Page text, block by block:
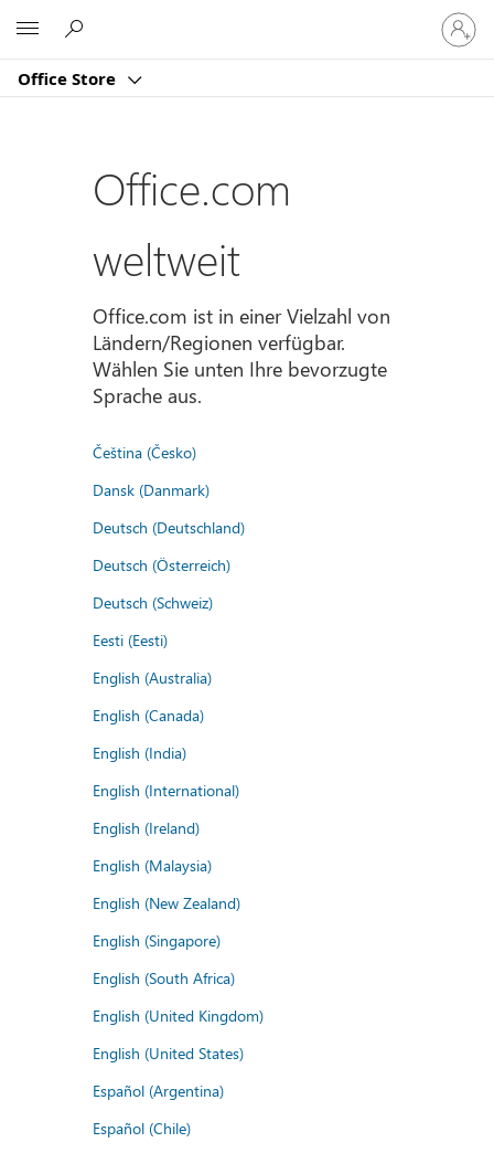
Office Store
Bei
Ihrem
Konto
Office.com
weltweit
Office.com ist in einer Vielzahl von
Ländern/Regionen verfügbar.
Wählen Sie unten Ihre bevorzugte
Sprache aus.
Čeština (Česko)
Dansk (Danmark)
Deutsch (Deutschland)
Deutsch (Österreich)
Deutsch (Schweiz)
Eesti (Eesti)
English (Australia)
English (Canada)
English (India)
English (International)
English (Ireland)
English (Malaysia)
English (New Zealand)
English (Singapore)
English (South Africa)
English (United Kingdom)
English (United States)
Español (Argentina)
Español (Chile)